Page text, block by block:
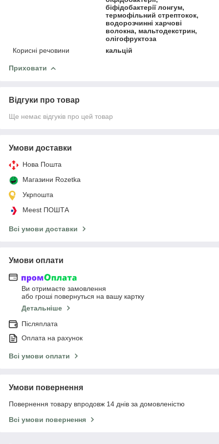
біфідобактерії лонгум,
термофільний стрептокок,
водорозчинні харчові
волокна, мальтодекстрин,
олігофруктоза
Корисні речовини
кальцій
Приховати
Відгуки про товар
Ще немає відгуків про цей товар
Умови доставки
Нова Пошта
Магазини Rozetka
Укрпошта
Meest ПОШТА
Всі умови доставки
Умови оплати
Ви отримаєте замовлення
або гроші повернуться на вашу картку
Детальніше
Післяплата
Оплата на рахунок
Всі умови оплати
Умови повернення
Повернення товару впродовж 14 днів за домовленістю
Всі умови повернення